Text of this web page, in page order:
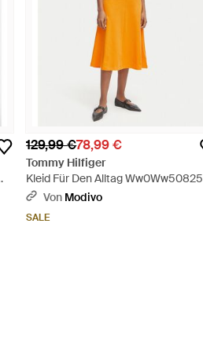
129,99 €78,99 €
Tommy Hilfiger
Kleid Für Den Alltag Ww0Ww50825
Regular Fit - Gelb
Von Modivo
SALE